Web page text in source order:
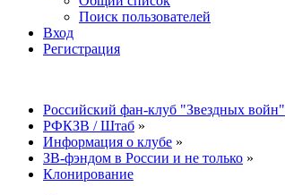
Поиск пользователей
Вход
Регистрация
Российский фан-клуб "Звездных войн"
РФКЗВ / Штаб »
Информация о клубе »
ЗВ-фэндом в России и не только »
Клонирование